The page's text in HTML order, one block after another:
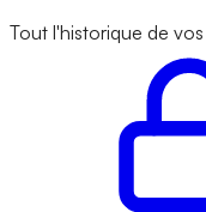
Tout l'historique de